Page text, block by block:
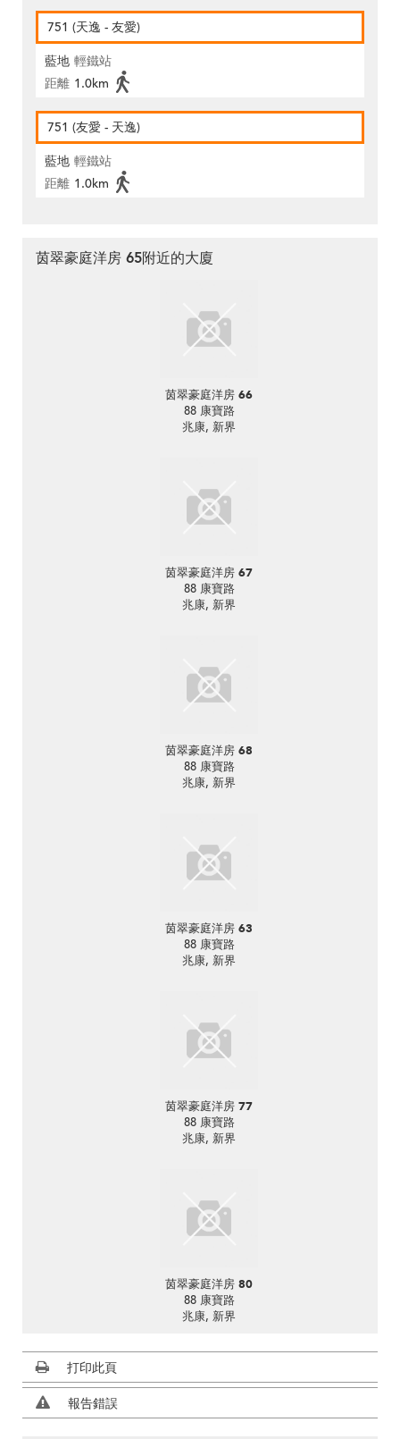
751 (天逸 - 友愛)
藍地 輕鐵站
距離 1.0km
751 (友愛 - 天逸)
藍地 輕鐵站
距離 1.0km
茵翠豪庭洋房 65附近的大廈
茵翠豪庭洋房 66
88 康寶路
兆康, 新界
茵翠豪庭洋房 67
88 康寶路
兆康, 新界
茵翠豪庭洋房 68
88 康寶路
兆康, 新界
茵翠豪庭洋房 63
88 康寶路
兆康, 新界
茵翠豪庭洋房 77
88 康寶路
兆康, 新界
茵翠豪庭洋房 80
88 康寶路
兆康, 新界
打印此頁
報告錯誤